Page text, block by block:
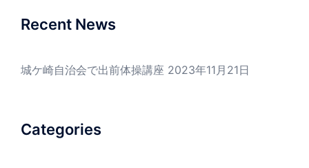
Recent News
城ケ崎自治会で出前体操講座 2023年11月21日
Categories